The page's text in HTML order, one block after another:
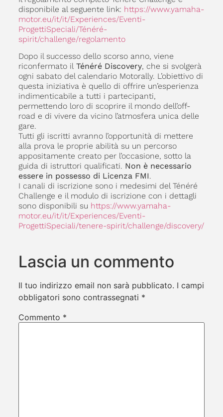
disponibile al seguente link: https://www.yamaha-
motor.eu/it/it/Experiences/Eventi-
ProgettiSpeciali/Ténéré-
spirit/challenge/regolamento
Dopo il successo dello scorso anno, viene
riconfermato il Ténéré Discovery, che si svolgerà
ogni sabato del calendario Motorally. L’obiettivo di
questa iniziativa è quello di offrire un’esperienza
indimenticabile a tutti i partecipanti,
permettendo loro di scoprire il mondo dell’off-
road e di vivere da vicino l’atmosfera unica delle
gare.
Tutti gli iscritti avranno l’opportunità di mettere
alla prova le proprie abilità su un percorso
appositamente creato per l’occasione, sotto la
guida di istruttori qualificati. Non è necessario
essere in possesso di Licenza FMI.
I canali di iscrizione sono i medesimi del Ténéré
Challenge e il modulo di iscrizione con i dettagli
sono disponibili su https://www.yamaha-
motor.eu/it/it/Experiences/Eventi-
ProgettiSpeciali/tenere-spirit/challenge/discovery/
Lascia un commento
Il tuo indirizzo email non sarà pubblicato. I campi
obbligatori sono contrassegnati *
Commento *